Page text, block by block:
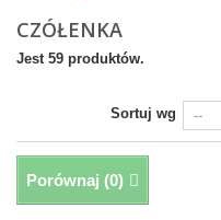
CZÓŁENKA
Jest 59 produktów.
Sortuj wg
Porównaj (0)